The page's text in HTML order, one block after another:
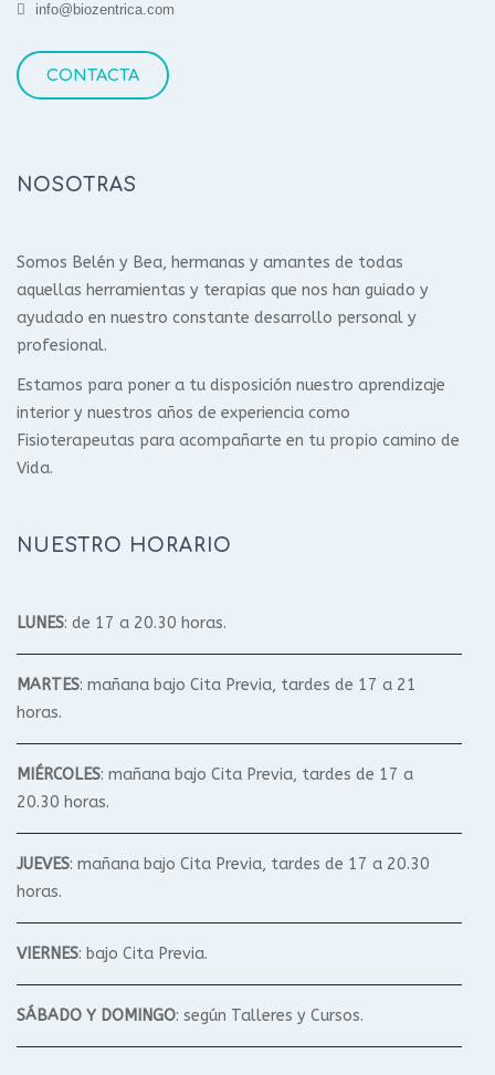
info@biozentrica.com
CONTACTA
NOSOTRAS
Somos Belén y Bea, hermanas y amantes de todas
aquellas herramientas y terapias que nos han guiado y
ayudado en nuestro constante desarrollo personal y
profesional.
Estamos para poner a tu disposición nuestro aprendizaje
interior y nuestros años de experiencia como
Fisioterapeutas para acompañarte en tu propio camino de
Vida.
NUESTRO HORARIO
LUNES: de 17 a 20.30 horas.
MARTES: mañana bajo Cita Previa, tardes de 17 a 21
horas.
MIÉRCOLES: mañana bajo Cita Previa, tardes de 17 a
20.30 horas.
JUEVES: mañana bajo Cita Previa, tardes de 17 a 20.30
horas.
VIERNES: bajo Cita Previa.
SÁBADO Y DOMINGO: según Talleres y Cursos.